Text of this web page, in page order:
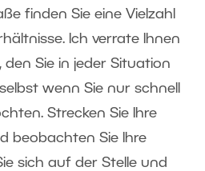
finden Sie eine Vielzahl
Ich verrate Ihnen
den Sie in jeder Situation
wenn Sie nur schnell
Strecken Sie Ihre
beobachten Sie Ihre
sich auf der Stelle und